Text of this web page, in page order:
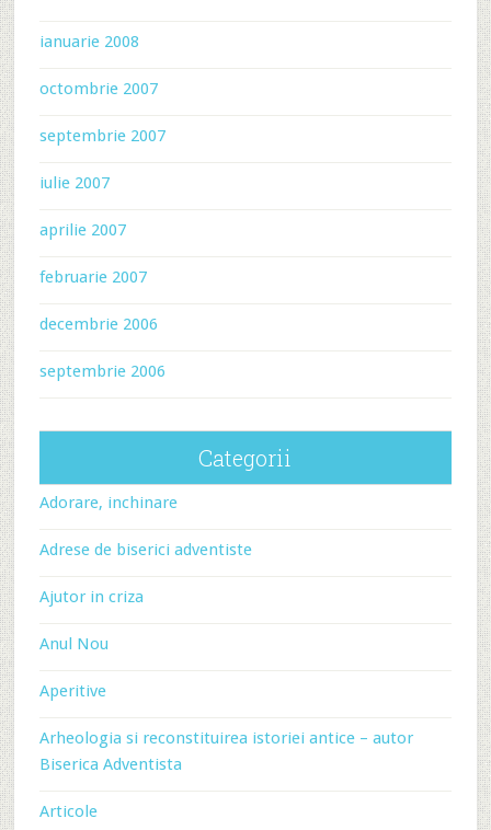
ianuarie 2008
octombrie 2007
septembrie 2007
iulie 2007
aprilie 2007
februarie 2007
decembrie 2006
septembrie 2006
Categorii
Adorare, inchinare
Adrese de biserici adventiste
Ajutor in criza
Anul Nou
Aperitive
Arheologia si reconstituirea istoriei antice – autor
Biserica Adventista
Articole